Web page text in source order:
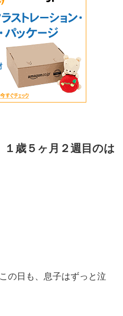
歳５ヶ月２週目のは
の日も、息子はずっと泣